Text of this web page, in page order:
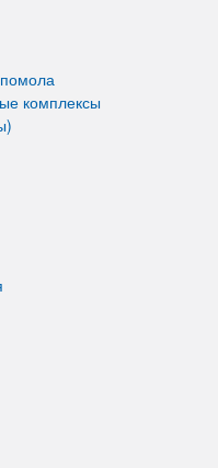
помола
комплексы